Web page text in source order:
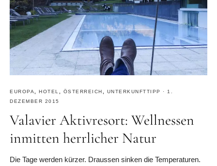
EUROPA, HOTEL, ÖSTERREICH , UNTERKUNFTTIPP · 1.
DEZEMBER 2015
Valavier Aktivresort: Wellnessen
inmitten herrlicher Natur
Die Tage werden kürzer. Draussen sinken die Temperaturen.